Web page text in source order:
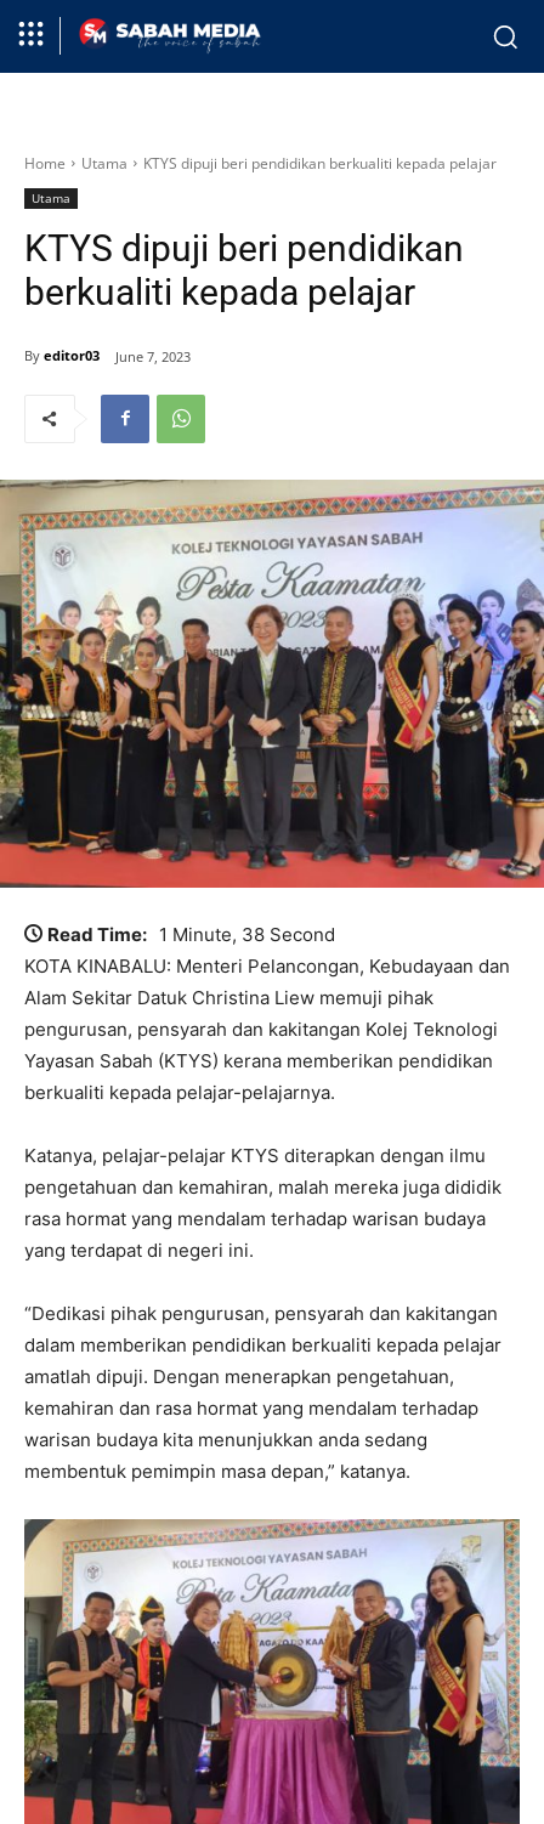
Home Utama KTYS dipuji beri pendidikan berkualiti kepada pelajar
Utama
KTYS dipuji beri pendidikan
berkualiti kepada pelajar
By editor03 June 7, 2023
Read Time: 1 Minute, 38 Second
KOTA KINABALU: Menteri Pelancongan, Kebudayaan dan
Alam Sekitar Datuk Christina Liew memuji pihak
pengurusan, pensyarah dan kakitangan Kolej Teknologi
Yayasan Sabah (KTYS) kerana memberikan pendidikan
berkualiti kepada pelajar-pelajarnya.
Katanya, pelajar-pelajar KTYS diterapkan dengan ilmu
pengetahuan dan kemahiran, malah mereka juga dididik
rasa hormat yang mendalam terhadap warisan budaya
yang terdapat di negeri ini.
“Dedikasi pihak pengurusan, pensyarah dan kakitangan
dalam memberikan pendidikan berkualiti kepada pelajar
amatlah dipuji. Dengan menerapkan pengetahuan,
kemahiran dan rasa hormat yang mendalam terhadap
warisan budaya kita menunjukkan anda sedang
membentuk pemimpin masa depan,” katanya.